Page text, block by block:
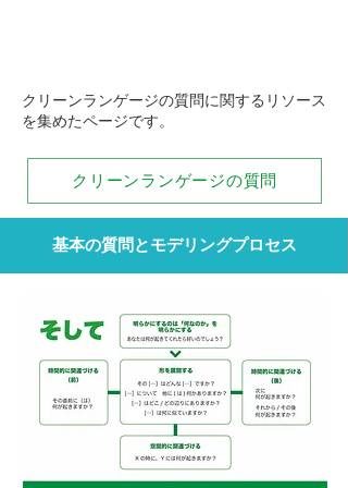
クリーンランゲージの質問に関するリソース
を集めたページです。
クリーンランゲージの質問
基本の質問とモデリングプロセス